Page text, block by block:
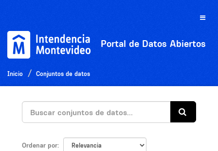
Toggle
Portal de Datos Abiertos
Inicio Conjuntos de datos
Ordenar por